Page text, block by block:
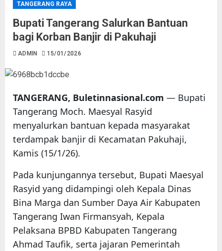
TANGERANG RAYA
Bupati Tangerang Salurkan Bantuan
bagi Korban Banjir di Pakuhaji
ADMIN 15/01/2026
TANGERANG, Buletinnasional.com — Bupati
Tangerang Moch. Maesyal Rasyid
menyalurkan bantuan kepada masyarakat
terdampak banjir di Kecamatan Pakuhaji,
Kamis (15/1/26).
Pada kunjungannya tersebut, Bupati Maesyal
Rasyid yang didampingi oleh Kepala Dinas
Bina Marga dan Sumber Daya Air Kabupaten
Tangerang Iwan Firmansyah, Kepala
Pelaksana BPBD Kabupaten Tangerang
Ahmad Taufik, serta jajaran Pemerintah